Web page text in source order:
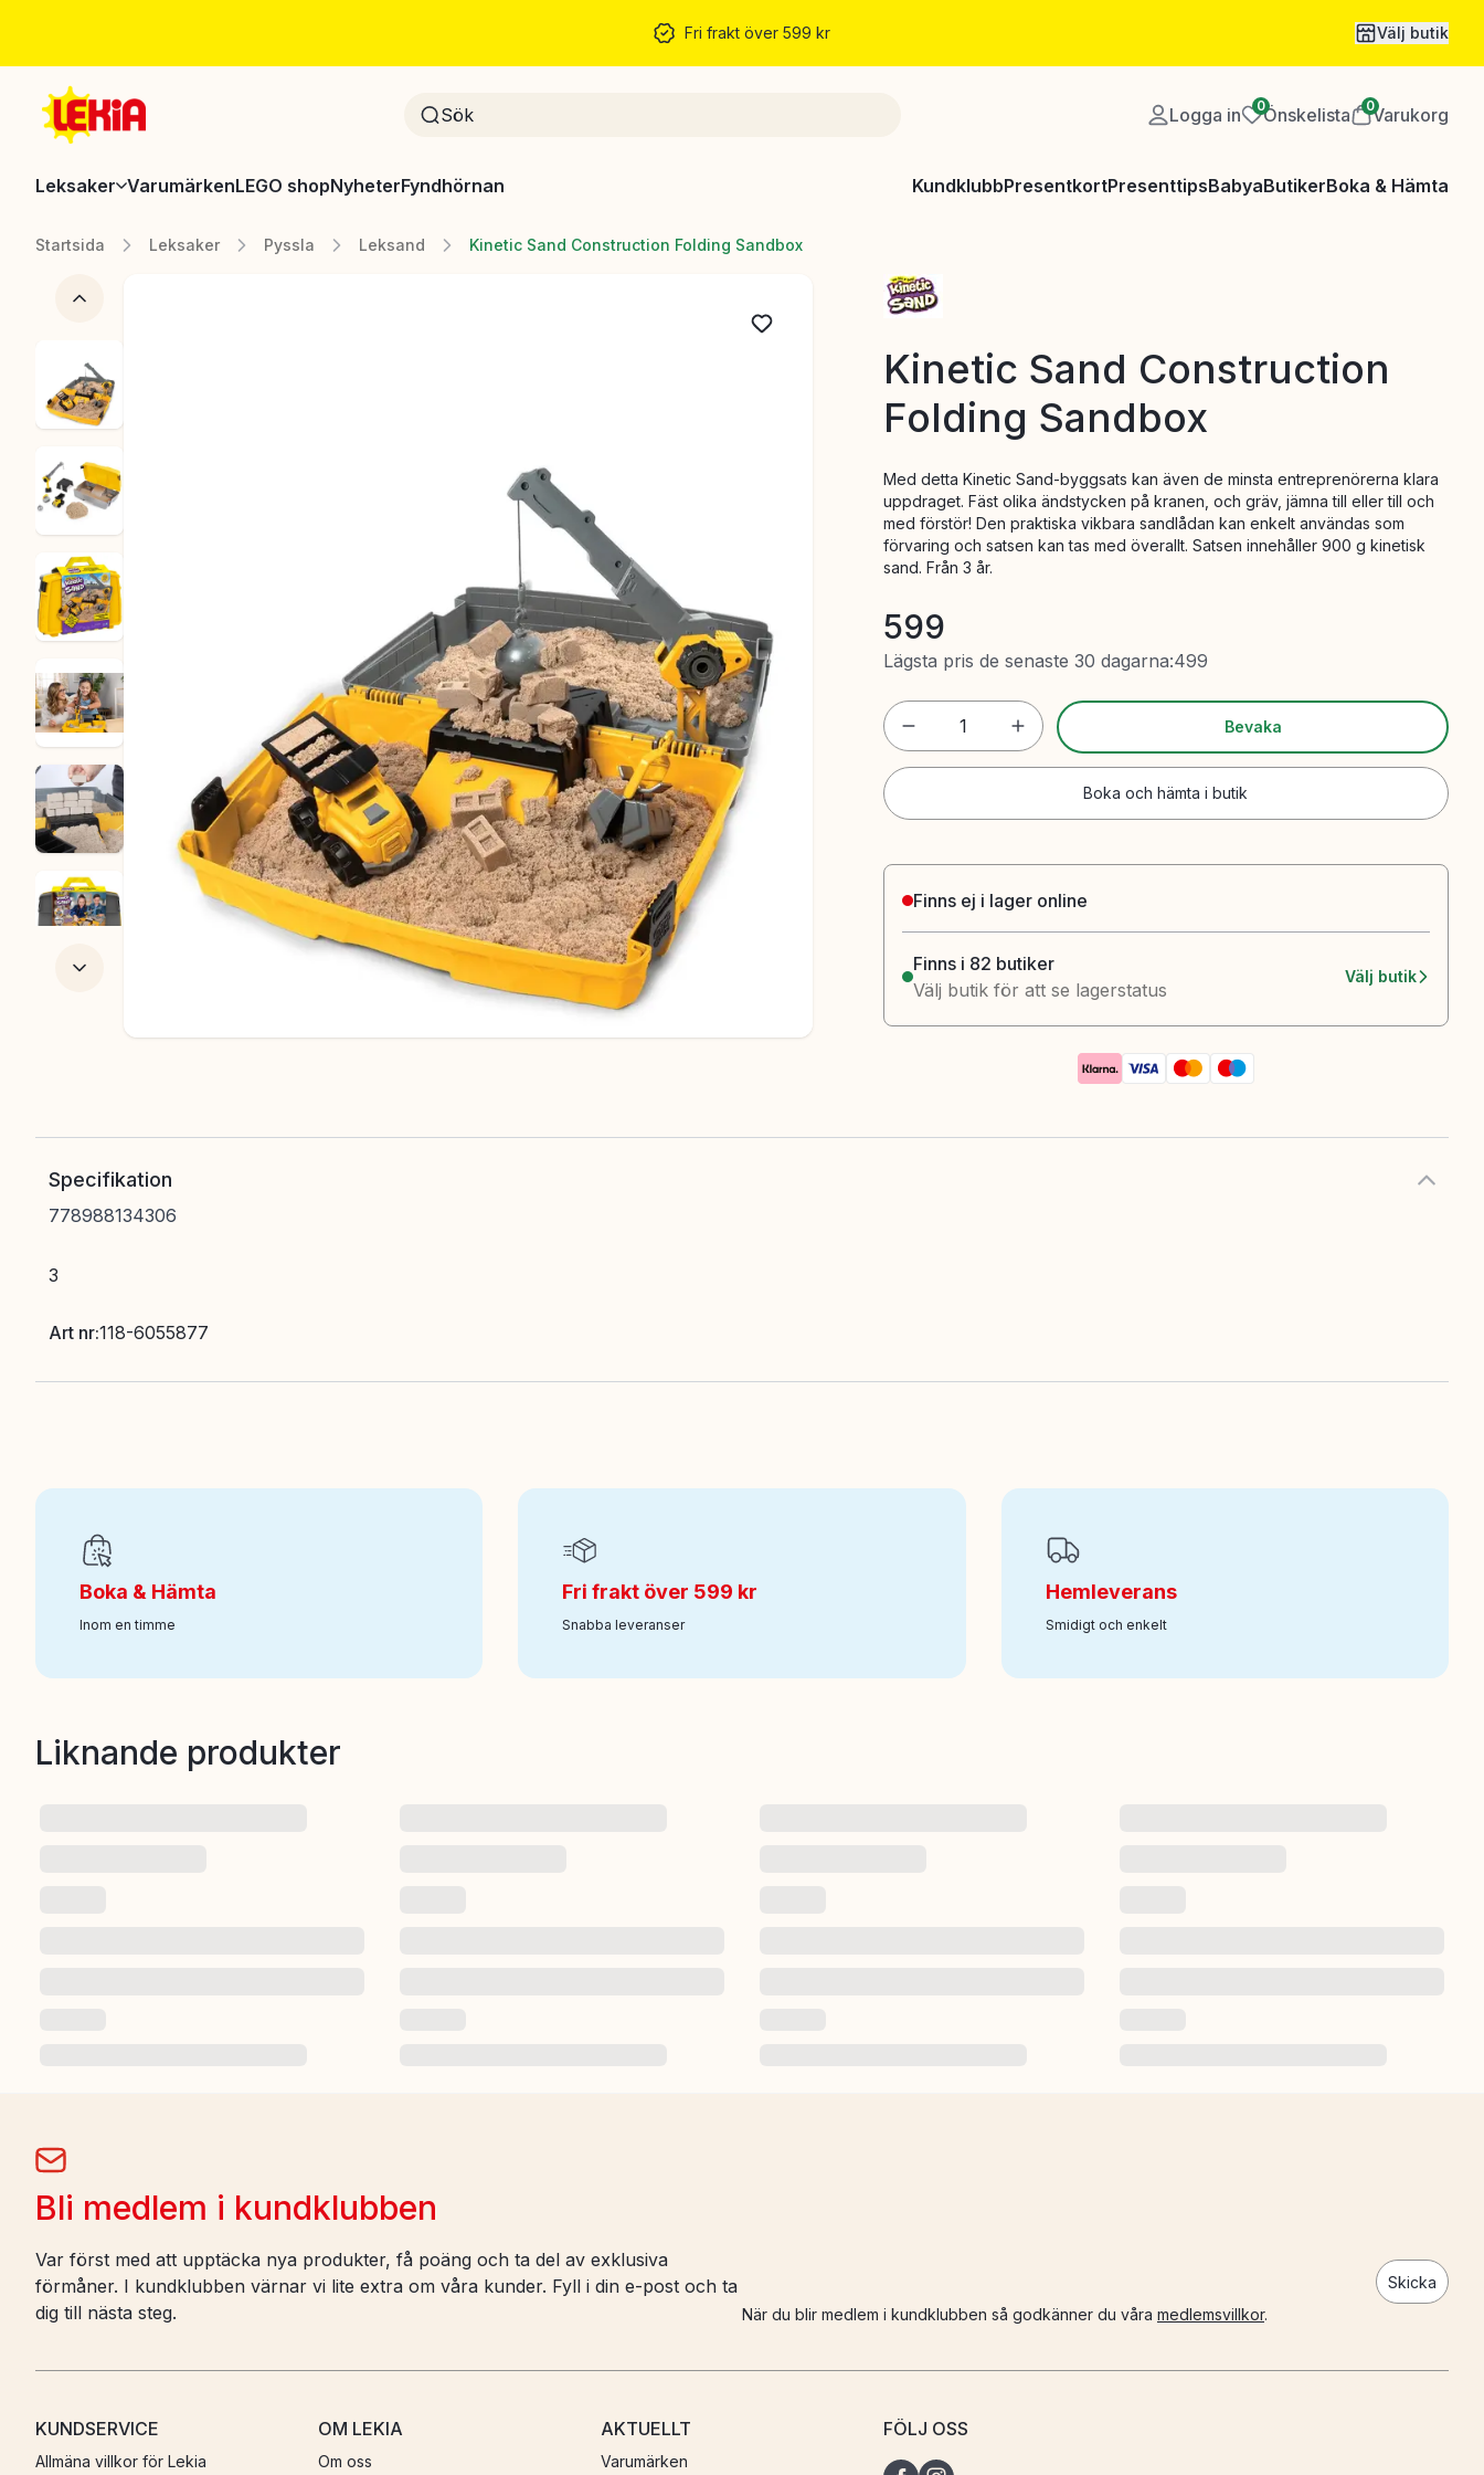
Fri frakt över 599 kr Välj butik
Logga in 0Önskelista 0Varukorg
Leksaker VarumärkenLEGO shopNyheterFyndhörnan KundklubbPresentkortPresenttipsBabyaButikerBoka & Hämta
Startsida Leksaker Pyssla Leksand Kinetic Sand Construction Folding Sandbox
Kinetic Sand Construction
Folding Sandbox
Med detta Kinetic Sand-byggsats kan även de minsta entreprenörerna klara
uppdraget. Fäst olika ändstycken på kranen, och gräv, jämna till eller till och
med förstör! Den praktiska vikbara sandlådan kan enkelt användas som
förvaring och satsen kan tas med överallt. Satsen innehåller 900 g kinetisk
sand. Från 3 år.
599
Lägsta pris de senaste 30 dagarna:499
1 Bevaka
Boka och hämta i butik
Finns ej i lager online
Finns i 82 butiker
Välj butik för att se lagerstatus
Välj butik
Specifikation
778988134306
3
Art nr:118-6055877
Boka & Hämta
Inom en timme
Fri frakt över 599 kr
Snabba leveranser
Hemleverans
Smidigt och enkelt
Liknande produkter
Bli medlem i kundklubben
Var först med att upptäcka nya produkter, få poäng och ta del av exklusiva
förmåner. I kundklubben värnar vi lite extra om våra kunder. Fyll i din e-post och ta
dig till nästa steg.
Skicka
När du blir medlem i kundklubben så godkänner du våra medlemsvillkor.
KUNDSERVICE
Allmäna villkor för Lekia
OM LEKIA
Om oss
AKTUELLT
Varumärken
FÖLJ OSS